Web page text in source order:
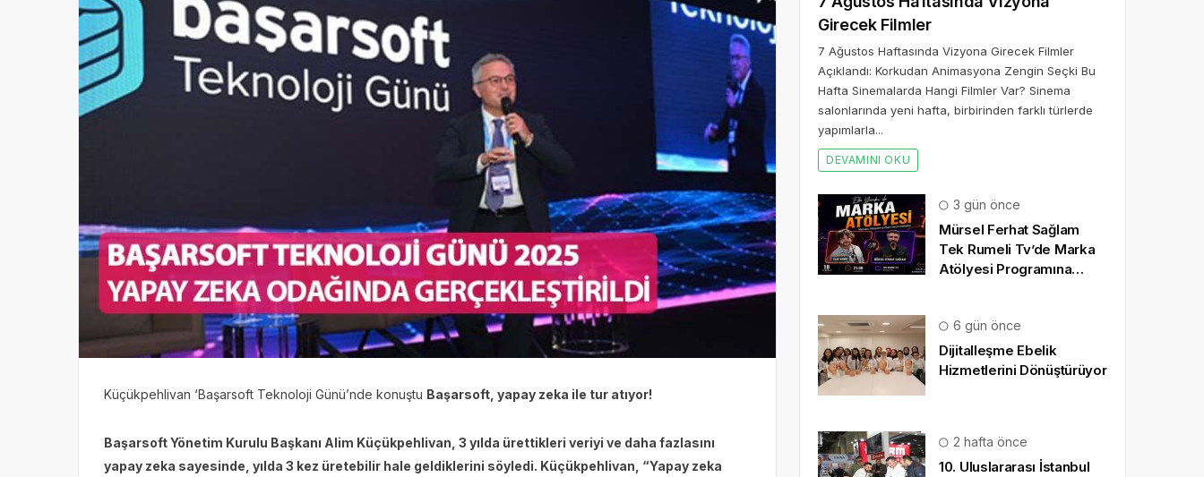
Küçükpehlivan ‘Başarsoft Teknoloji Günü’nde konuştu Başarsoft, yapay zeka ile tur atıyor!
Başarsoft Yönetim Kurulu Başkanı Alim Küçükpehlivan, 3 yılda ürettikleri veriyi ve daha fazlasını
yapay zeka sayesinde, yılda 3 kez üretebilir hale geldiklerini söyledi. Küçükpehlivan, “Yapay zeka
Girecek Filmler
7 Ağustos Haftasında Vizyona Girecek Filmler
Açıklandı: Korkudan Animasyona Zengin Seçki Bu
Hafta Sinemalarda Hangi Filmler Var? Sinema
salonlarında yeni hafta, birbirinden farklı türlerde
yapımlarla...
DEVAMINI OKU
3 gün önce
Mürsel Ferhat Sağlam
Tek Rumeli Tv’de Marka
Atölyesi Programına
6 gün önce
Dijitalleşme Ebelik
Hizmetlerini Dönüştürüyor
2 hafta önce
10. Uluslararası İstanbul